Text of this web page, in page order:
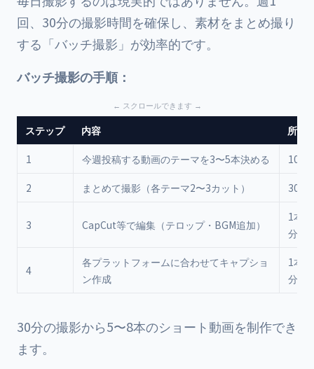
回、30分の撮影時間を確保し、素材をまとめ撮り
する「バッチ撮影」が効率的です。
バッチ撮影の手順：
ステップ 内容 所要
1 今週投稿する動画のテーマを3〜5本決める 10分
2 まとめて撮影（各テーマ2〜3カット） 30分
3 CapCut等で編集（テロップ・BGM追加）
1本
分
4
各プラットフォームに合わせてキャプショ
ン作成
1本
分
30分の撮影から5〜8本のショート動画を制作でき
ます。